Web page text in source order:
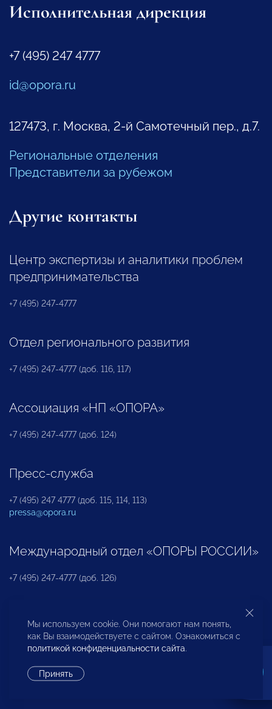
Исполнительная дирекция
+7 (495) 247 4777
id@opora.ru
127473, г. Москва, 2-й Самотечный пер., д.7.
Региональные отделения
Представители за рубежом
Другие контакты
Центр экспертизы и аналитики проблем
предпринимательства
+7 (495) 247-4777
Отдел регионального развития
+7 (495) 247-4777 (доб. 116, 117)
Ассоциация «НП «ОПОРА»
+7 (495) 247-4777 (доб. 124)
Пресс-служба
+7 (495) 247 4777 (доб. 115, 114, 113)
pressa@opora.ru
Международный отдел «ОПОРЫ РОССИИ»
+7 (495) 247-4777 (доб. 126)
Бюро по защите прав предпринимателей и
инвесторов
Мы используем cookie. Они помогают нам понять,
как Вы взаимодействуете с сайтом. Ознакомиться с
политикой конфиденциальности сайта.
Принять